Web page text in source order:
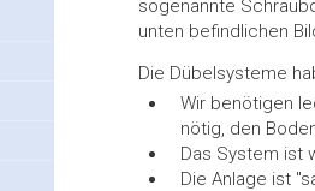
sogenannte
unten befindlichen
Die Dübelsysteme
Wir benötigen
nötig, den
Das System ist
Die Anlage ist